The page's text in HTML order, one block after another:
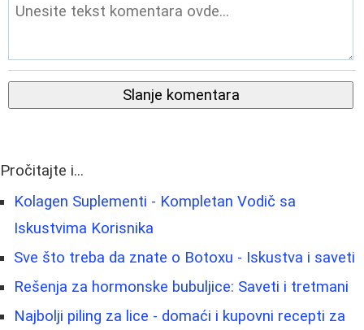
Slanje komentara
Pročitajte i...
Kolagen Suplementi - Kompletan Vodič sa
Iskustvima Korisnika
Sve što treba da znate o Botoxu - Iskustva i saveti
Rešenja za hormonske bubuljice: Saveti i tretmani
Najbolji piling za lice - domaći i kupovni recepti za